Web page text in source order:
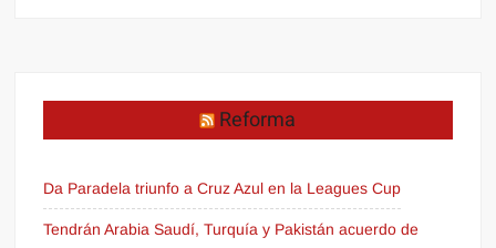
Reforma
Da Paradela triunfo a Cruz Azul en la Leagues Cup
Tendrán Arabia Saudí, Turquía y Pakistán acuerdo de